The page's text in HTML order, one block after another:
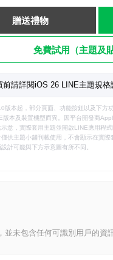
贈送禮物
免費試用（主題及
前請詳閱iOS 26 LINE主題規格
版本起，部分頁面、功能按鈕以及下方
版本及裝置機型而異。因平台開發商
示意，實際套用主題並開啟LINE應用程
供主題小舖刊載使用，不會顯示在實
計可能與下方示意圖有所不同。
未包含任何可識別用戶的資訊